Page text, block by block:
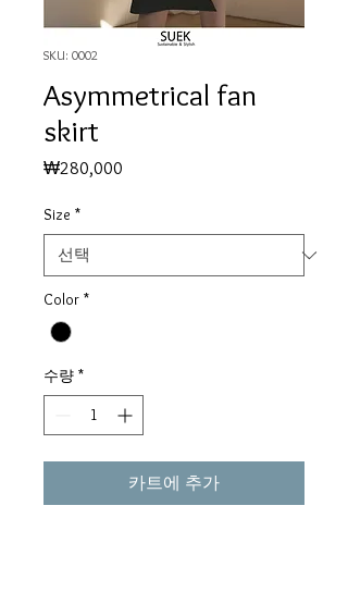
SKU: 0002
Asymmetrical fan
skirt
₩280,000
Size *
Color *
수량 *
카트에 추가